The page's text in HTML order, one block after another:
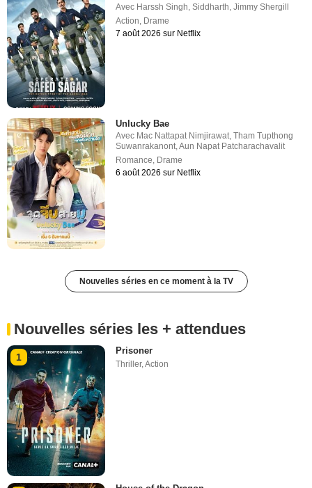
Avec Harssh Singh ,Siddharth ,Jimmy Shergill
Action Drame
7 août 2026 sur Netflix
Unlucky Bae
Avec Mac Nattapat Nimjirawat,Tham Tupthong
Suwanrakanont,Aun Napat Patcharachavalit
Romance, Drame
6 août 2026 sur Netflix
Nouvelles séries en ce moment à la TV
Nouvelles séries les + attendues
1
Prisoner
Thriller,Action